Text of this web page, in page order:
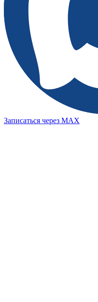
Записаться через MAX